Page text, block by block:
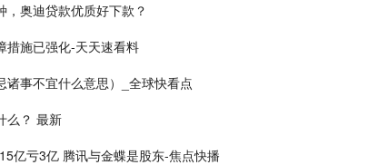
奥迪贷款优质好下款？
措施已强化-天天速看料
诸事不宜什么意思）_全球快看点
么？ 最新
亿亏3亿 腾讯与金蝶是股东-焦点快播